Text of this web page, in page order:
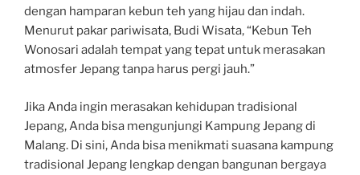
dengan hamparan kebun teh yang hijau dan indah.
Menurut pakar pariwisata, Budi Wisata, “Kebun Teh
Wonosari adalah tempat yang tepat untuk merasakan
atmosfer Jepang tanpa harus pergi jauh.”
Jika Anda ingin merasakan kehidupan tradisional
Jepang, Anda bisa mengunjungi Kampung Jepang di
Malang. Di sini, Anda bisa menikmati suasana kampung
tradisional Jepang lengkap dengan bangunan bergaya